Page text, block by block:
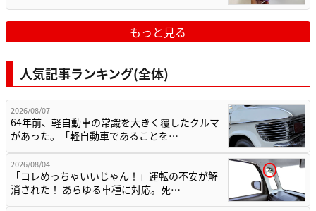
もっと見る
人気記事ランキング(全体)
2026/08/07
64年前、軽自動車の常識を大きく覆したクルマ
があった。「軽自動車であることを…
2026/08/04
「コレめっちゃいいじゃん！」運転の不安が解
消された！ あらゆる車種に対応。死…